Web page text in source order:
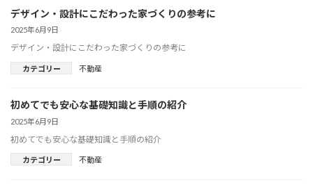
デザイン・設計にこだわった家づくりの参考に
2025年6月9日
デザイン・設計にこだわった家づくりの参考に
カテゴリー 不動産
初めてでも安心な基礎知識と手順の紹介
2025年6月9日
初めてでも安心な基礎知識と手順の紹介
カテゴリー 不動産